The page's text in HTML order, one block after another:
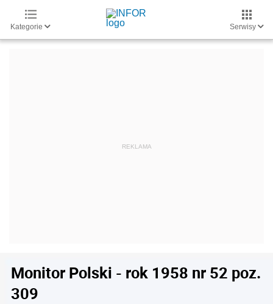
Kategorie Serwisy
Monitor Polski - rok 1958 nr 52 poz.
309